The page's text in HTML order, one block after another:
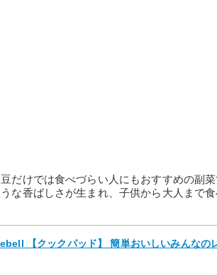
だけでは食べづらい人にもおすすめの副
な香ばしさが生まれ、子供から大人まで
【クックパッド】 簡単おいしいみんなの